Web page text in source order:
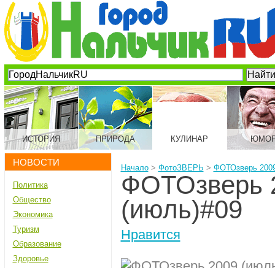
ИСТОРИЯ ПРИРОДА КУЛИНАР
НОВОСТИ
Политика
Общество
Экономика
Туризм
Образование
Здоровье
Начало> ФотоЗВЕРЬ > ФОТОзверь
ФОТОзверь
(июль)#09
Нравится